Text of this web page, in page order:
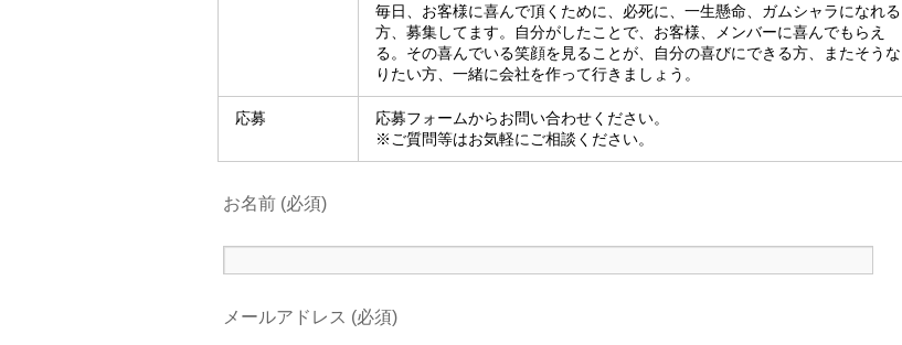
毎日、お客様に喜んで頂くために、必死に、一生懸命、ガムシャラになれる
方、募集してます。自分がしたことで、お客様、メンバーに喜んでもらえ
る。その喜んでいる笑顔を見ることが、自分の喜びにできる方、またそうな
りたい方、一緒に会社を作って行きましょう。
応募
応募フォームからお問い合わせください。
※ご質問等はお気軽にご相談ください。
お名前 (必須)
メールアドレス (必須)